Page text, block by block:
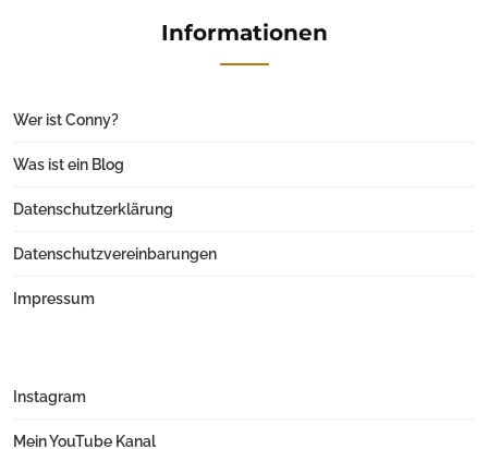
Informationen
Wer ist Conny?
Was ist ein Blog
Datenschutzerklärung
Datenschutzvereinbarungen
Impressum
Instagram
Mein YouTube Kanal